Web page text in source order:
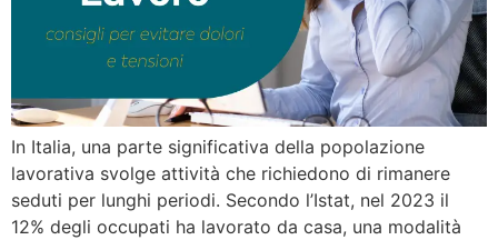
In Italia, una parte significativa della popolazione
lavorativa svolge attività che richiedono di rimanere
seduti per lunghi periodi. Secondo l’Istat, nel 2023 il
12% degli occupati ha lavorato da casa, una modalità